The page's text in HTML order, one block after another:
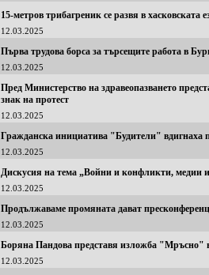
15-метров трибагреник се развя в хасковската
12.03.2025
Първа трудова борса за търсещите работа в
12.03.2025
Пред Министерство на здравеопазването
знак на протест
12.03.2025
Гражданска инициатива "Будители" вдигнаха
12.03.2025
Дискусия на тема „Войни и конфликти, медии
12.03.2025
Продължаваме промяната дават
12.03.2025
Боряна Пандова представя изложба "Мръсно"
12.03.2025